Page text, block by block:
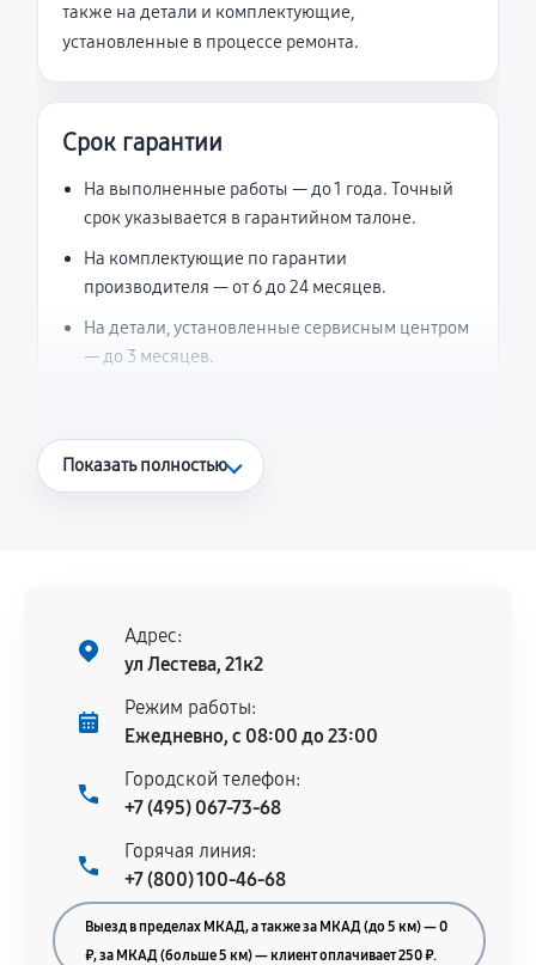
также на детали и комплектующие,
установленные в процессе ремонта.
Срок гарантии
На выполненные работы — до 1 года. Точный
срок указывается в гарантийном талоне.
На комплектующие по гарантии
производителя — от 6 до 24 месяцев.
На детали, установленные сервисным центром
— до 3 месяцев.
Что считается гарантийным случаем
нормальной эксплуатации в течение
гарантийного срока.
Несоответствие комплектующей заявленным
техническим характеристикам.
Документы для подтверждения
гарантии
Гарантийный талон.
Акт выполненных работ с датой, перечнем
Показать полностью
Адрес:
ул Лестева, 21к2
Режим работы:
Ежедневно, с 08:00 до 23:00
Городской телефон:
+7 (495) 067-73-68
Горячая линия:
+7 (800) 100-46-68
Выезд в пределах МКАД, а также за МКАД (до 5 км) — 0
₽, за МКАД (больше 5 км) — клиент оплачивает 250 ₽.